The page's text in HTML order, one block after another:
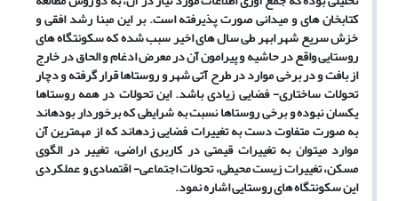
کتابخان ه­ای و میدانی صورت پذیرفته است. بر این مبنا رشد افقی و
خزش سریع شهر ابهر طی سال­ های اخیر سبب شده که سکونتگاه های
روستایی واقع در حاشیه و پیرامون آن در معرض ادغام و الحاق در خارج
از بافت و در برخی موارد در طرح آتی شهر و روستاها قرار گرفته و دچار
تحولات ساختاری- فضایی زیادی باشد. این تحولات در همه روستاها
یکسان نبوده و برخی روستاها نسبت به شرایطی که برخوردار بوده­اند
به صورت متفاوت دست به تغییرات فضایی زده­اند که از مهمترین آن
موارد می­توان به تغییرات قیمتی در کاربری اراضی، تغییر در الگوی
مسکن، تغییرات زیست­ محیطی، تحولات اجتماعی- اقتصادی و عملکردی
این سکونتگاه های روستایی اشاره نمود.